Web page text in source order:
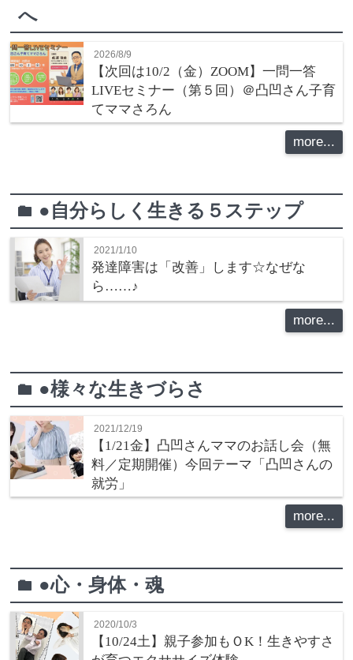
へ
2026/8/9
【次回は10/2（金）ZOOM】一問一答
LIVEセミナー（第５回）＠凸凹さん子育
てママさろん
more...
folder ●自分らしく生きる５ステップ
2021/1/10
発達障害は「改善」します☆なぜな
ら……♪
more...
folder ●様々な生きづらさ
2021/12/19
【1/21金】凸凹さんママのお話し会（無
料／定期開催）今回テーマ「凸凹さんの
就労」
more...
folder ●心・身体・魂
2020/10/3
【10/24土】親子参加もＯK！生きやすさ